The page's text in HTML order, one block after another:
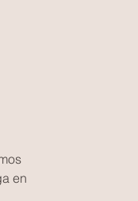
en